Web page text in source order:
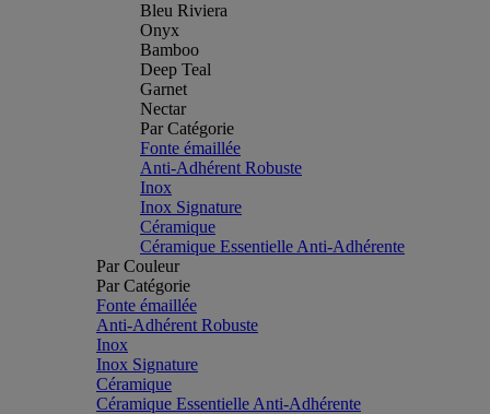
Bleu Riviera
Onyx
Bamboo
Deep Teal
Garnet
Nectar
Par Catégorie
Fonte émaillée
Anti-Adhérent Robuste
Inox
Inox Signature
Céramique
Céramique Essentielle Anti-Adhérente
Par Couleur
Par Catégorie
Fonte émaillée
Anti-Adhérent Robuste
Inox
Inox Signature
Céramique
Céramique Essentielle Anti-Adhérente